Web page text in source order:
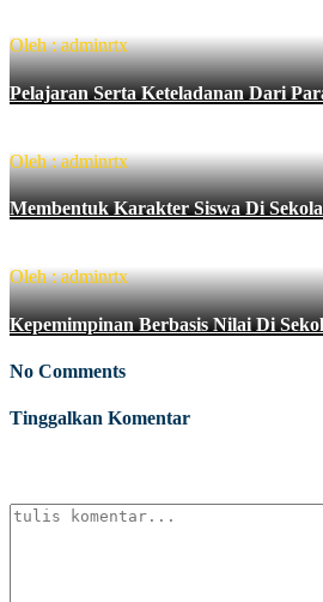
Oleh : adminrtx
Pelajaran Serta Keteladanan Dari
Oleh : adminrtx
Membentuk Karakter Siswa Di
Oleh : adminrtx
Kepemimpinan Berbasis Nilai Di
No Comments
Tinggalkan Komentar